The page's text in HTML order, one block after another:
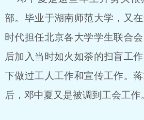
部。毕业于湖南师范大学，又
时代担任北京各大学学生联合
后加入当时如火如荼的扫盲工
下做过工人工作和宣传工作。
后，邓中夏又是被调到工会工作